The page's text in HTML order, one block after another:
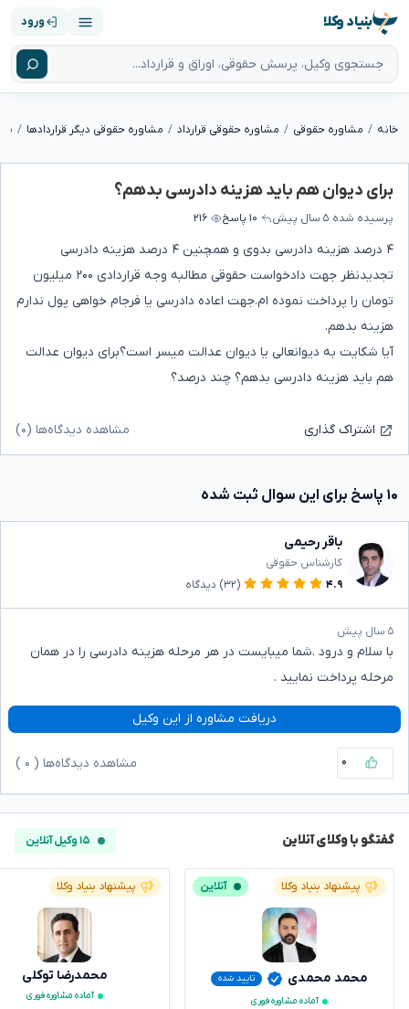
بنیاد وکلا ورود
خانه مشاوره حقوقی مشاوره حقوقی قرارداد مشاوره حقوقی دیگر قراردادها
برای دیوان هم باید هزینه دادرسی بدهم؟
پرسیده شده ۵ سال پیش ۱۰ پاسخ ۲۱۶
۴ درصد هزینه دادرسی بدوی و همچنین ۴ درصد هزینه دادرسی
تجدیدنظر جهت دادخواست حقوقی مطالبه وجه قراردادی ۲۰۰ میلیون
تومان را پرداخت نموده ام.جهت اعاده دادرسی یا فرجام خواهی پول ندارم
هزینه بدهم.
آیا شکایت به دیوانعالی یا دیوان عدالت میسر است؟برای دیوان عدالت
هم باید هزینه دادرسی بدهم؟ چند درصد؟
اشتراک گذاری مشاهده دیدگاه‌ها (۰)
۱۰ پاسخ برای این سوال ثبت شده
باقر رحیمی
کارشناس حقوقی
۴.۹
(۳۲) دیدگاه
۵ سال پیش
با سلام و درود .شما میبایست در هر مرحله هزینه دادرسی را در همان
مرحله پرداخت نمایید .
دریافت مشاوره از این وکیل
۰ مشاهده دیدگاه‌ها ( ۰
گفتگو با وکلای آنلاین ۱۵ وکیل آنلاین
پیشنهاد بنیاد وکلا آنلاین
محمد محمدی
تایید شده
آماده مشاوره فوری
پیشنهاد بنیاد وکلا
محمدرضا توکلی
آماده مشاوره فوری